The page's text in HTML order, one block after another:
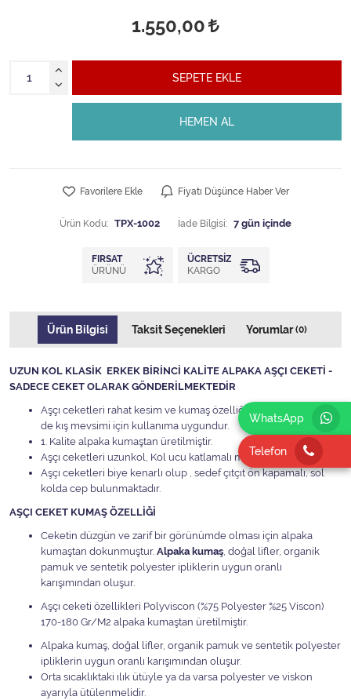
WhatsApp
Telefon
1.550,00
SEPETE EKLE
HEMEN AL
Favorilere Ekle Fiyatı Düşünce Haber Ver
Ürün Kodu: TPX-1002 İade Bilgisi:
FIRSAT
ÜRÜNÜ
ÜCRETSIZ
KARGO
Ürün Bilgisi Taksit Seçenekleri Yorumlar(0)
UZUN KOL KLASİK ERKEK BİRİNCİ KALİTE ALPAKA AŞÇI CEKETİ -
SADECE CEKET OLARAK GÖNDERİLMEKTEDİR
Aşçı ceketleri rahat kesim ve kumaş özelliği ile hem yaz hem
de kış mevsimi için kullanıma uygundur.
1. Kalite alpaka kumaştan üretilmiştir.
Aşçı ceketleri uzunkol, Kol ucu katlamalı manşetidir
Aşçı ceketleri biye kenarlı olup , sedef çıtçıt ön kapamalı, sol
kolda cep bulunmaktadır.
AŞÇI CEKET KUMAŞ ÖZELLİĞİ
Ceketin düzgün ve zarif bir görünümde olması için alpaka
kumaştan dokunmuştur. Alpaka kumaş, doğal lifler, organik
pamuk ve sentetik polyester ipliklerin uygun oranlı
karışımından oluşur.
Aşçı ceketi özellikleri Polyviscon (%75 Polyester %25 Viscon)
170-180 Gr/M2 alpaka kumaştan üretilmiştir.
Alpaka kumaş, doğal lifler, organik pamuk ve sentetik polyester
ipliklerin uygun oranlı karışımından oluşur.
Orta sıcaklıktaki ılık ütüyle ya da varsa polyester ve viskon
ayarıyla ütülenmelidir.